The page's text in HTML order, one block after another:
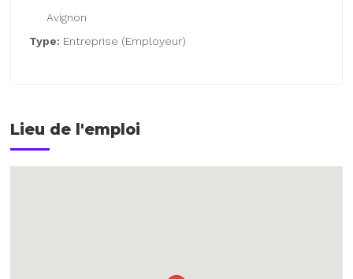
Avignon
Type: Entreprise (Employeur)
Lieu de l'emploi